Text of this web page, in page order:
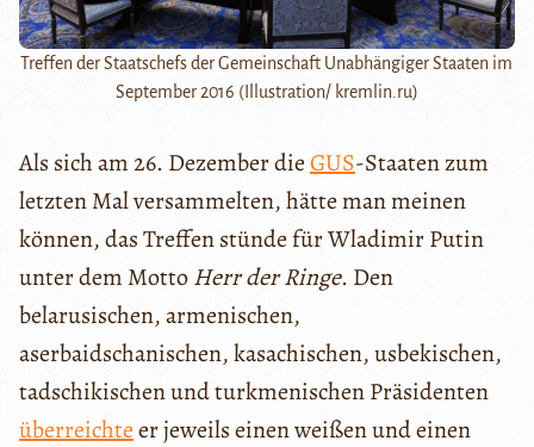
Treffen der Staatschefs der Gemeinschaft Unabhängiger Staaten im
September 2016 (Illustration/ kremlin.ru)
Als sich am 26. Dezember dieGUS-Staaten zum
letzten Mal versammelten, hätte man meinen
können, das Treffen stünde für Wladimir Putin
unter dem MottoHerr der Ringe. Den
belarusischen, armenischen,
aserbaidschanischen, kasachischen, usbekischen,
tadschikischen und turkmenischen Präsidenten
überreichteer jeweils einen weißen und einen